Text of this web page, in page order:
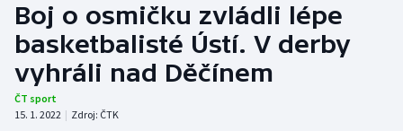
Hokej
Tenis
Atletika
Boj o osmičku zvládli lépe
basketbalisté Ústí. V derby
vyhráli nad Děčínem
ČT sport
15. 1. 2022 | Zdroj: ČTK